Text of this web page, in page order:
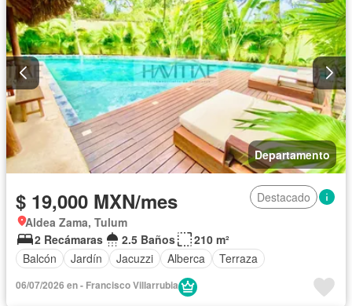
Departamento
$ 19,000 MXN/mes
Destacado
Aldea Zama, Tulum
2 Recámaras
2.5 Baños
210 m²
Balcón
Jardín Jacuzzi Alberca Terraza
06/07/2026 en - Francisco Villarrubia